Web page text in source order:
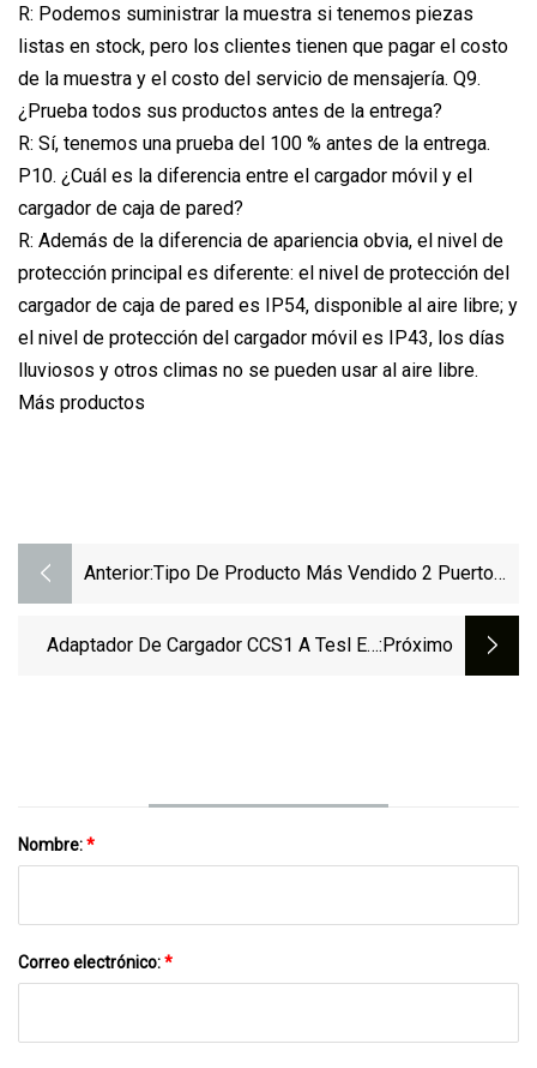
R: Podemos suministrar la muestra si tenemos piezas
listas en stock, pero los clientes tienen que pagar el costo
de la muestra y el costo del servicio de mensajería. Q9.
¿Prueba todos sus productos antes de la entrega?
R: Sí, tenemos una prueba del 100 % antes de la entrega.
P10. ¿Cuál es la diferencia entre el cargador móvil y el
cargador de caja de pared?
R: Además de la diferencia de apariencia obvia, el nivel de
protección principal es diferente: el nivel de protección del
cargador de caja de pared es IP54, disponible al aire libre; y
el nivel de protección del cargador móvil es IP43, los días
lluviosos y otros climas no se pueden usar al aire libre.
Más productos
Anterior:Tipo De Producto Más Vendido 2 Puerto
Adaptador De Cargador De Energía EV
Adaptador De Cargador CCS1 A Tesl EV:próximo
Nombre:*
Correo electrónico:*